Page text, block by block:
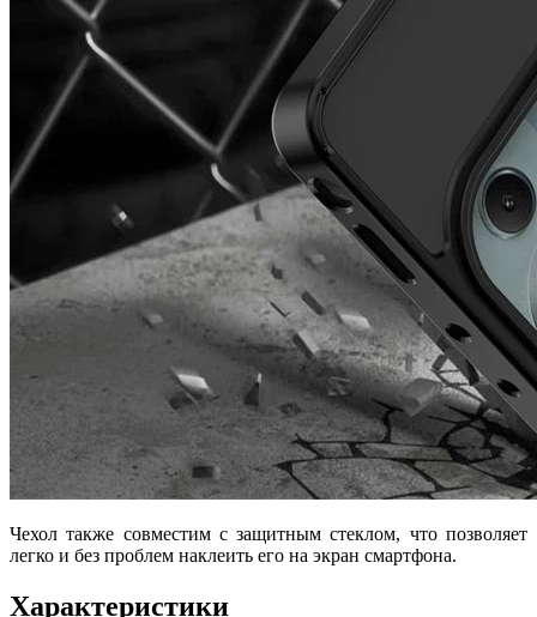
Чехол также совместим с защитным стеклом, что позволяет
легко и без проблем наклеить его на экран смартфона.
Характеристики